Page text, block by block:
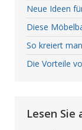
Neue Ideen
Diese
So kreiert
Die Vorteile
Lesen Sie